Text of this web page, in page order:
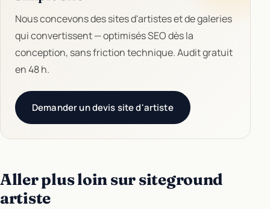
Nous concevons des sites d'artistes et de galeries
qui convertissent — optimisés SEO dès la
conception, sans friction technique. Audit gratuit
en 48 h.
Demander un devis site d'artiste
Aller plus loin sur siteground
artiste